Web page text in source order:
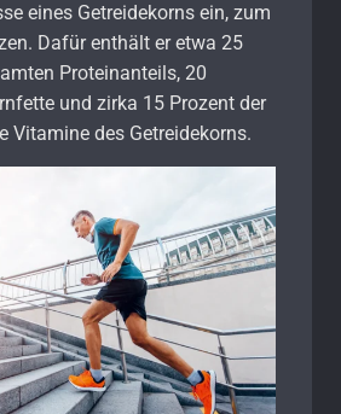
eines Getreidekorns ein, zum
Dafür enthält er etwa 25
Proteinanteils, 20
und zirka 15 Prozent der
Vitamine des Getreidekorns.